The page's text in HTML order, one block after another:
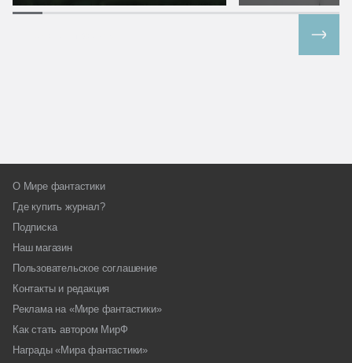
О Мире фантастики
Где купить журнал?
Подписка
Наш магазин
Пользовательское соглашение
Контакты и редакция
Реклама на «Мире фантастики»
Как стать автором МирФ
Награды «Мира фантастики»